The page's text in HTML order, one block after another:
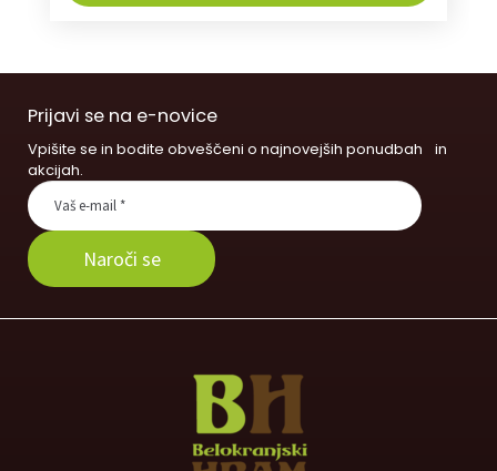
Prijavi se na e-novice
Vpišite se in bodite obveščeni o najnovejših ponudbah in
akcijah.